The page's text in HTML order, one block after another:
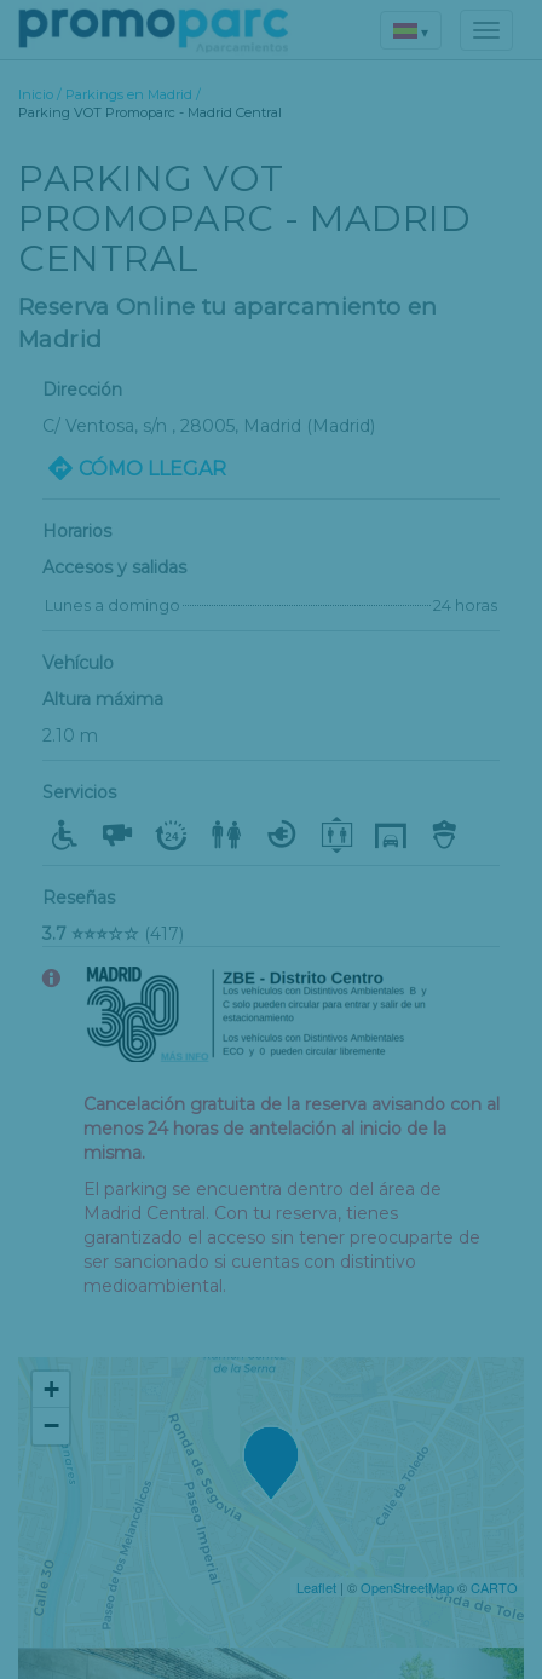
▾
Inicio / Parkings en Madrid /
Parking VOT Promoparc - Madrid Central
PARKING VOT
PROMOPARC - MADRID
CENTRAL
Reserva Online tu aparcamiento en
Madrid
Dirección
C/ Ventosa, s/n , 28005, Madrid (Madrid)
CÓMO LLEGAR
Horarios
Accesos y salidas
Lunes a domingo 24 horas
Vehículo
Altura máxima
2.10 m
Servicios
Reseñas
3.7 ⭐⭐⭐☆☆ (417)
Cancelación gratuita de la reserva avisando con al
menos 24 horas de antelación al inicio de la
misma.
El parking se encuentra dentro del área de
Madrid Central. Con tu reserva, tienes
garantizado el acceso sin tener preocuparte de
ser sancionado si cuentas con distintivo
medioambiental.
+
−
Leaflet | ©OpenStreetMap©CARTO
Previous Next